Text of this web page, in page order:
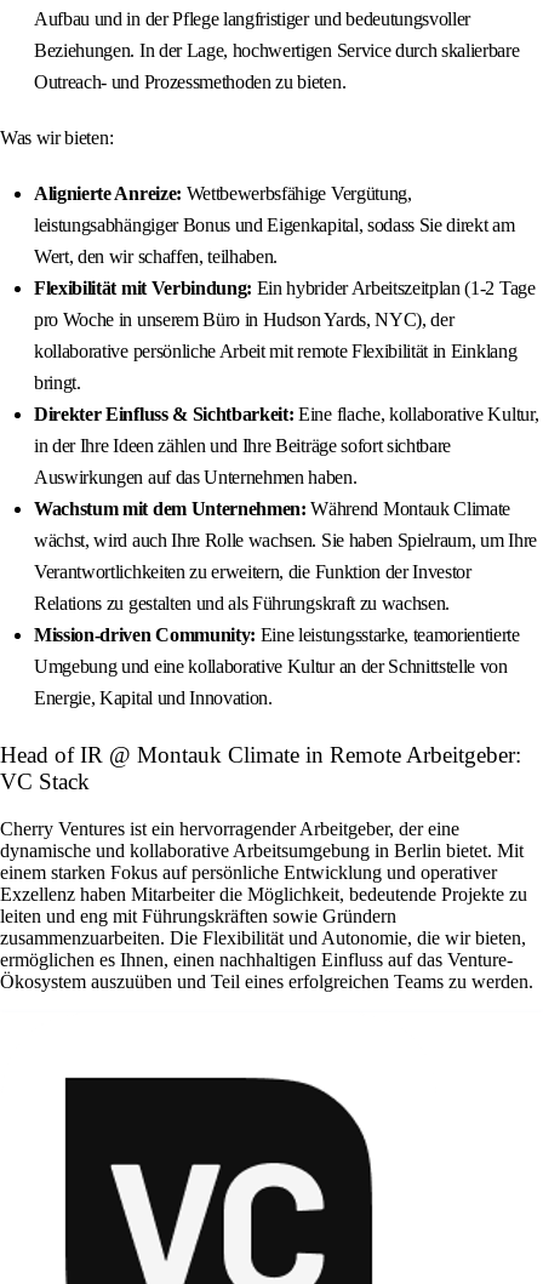
Aufbau und in der Pflege langfristiger und bedeutungsvoller
Beziehungen. In der Lage, hochwertigen Service durch skalierbare
Outreach- und Prozessmethoden zu bieten.
Was wir bieten:
Alignierte Anreize: Wettbewerbsfähige Vergütung,
leistungsabhängiger Bonus und Eigenkapital, sodass Sie direkt am
Wert, den wir schaffen, teilhaben.
Flexibilität mit Verbindung: Ein hybrider Arbeitszeitplan (1-2 Tage
pro Woche in unserem Büro in Hudson Yards, NYC), der
kollaborative persönliche Arbeit mit remote Flexibilität in Einklang
bringt.
Direkter Einfluss & Sichtbarkeit: Eine flache, kollaborative Kultur,
in der Ihre Ideen zählen und Ihre Beiträge sofort sichtbare
Auswirkungen auf das Unternehmen haben.
Wachstum mit dem Unternehmen: Während Montauk Climate
wächst, wird auch Ihre Rolle wachsen. Sie haben Spielraum, um Ihre
Verantwortlichkeiten zu erweitern, die Funktion der Investor
Relations zu gestalten und als Führungskraft zu wachsen.
Mission-driven Community: Eine leistungsstarke, teamorientierte
Umgebung und eine kollaborative Kultur an der Schnittstelle von
Energie, Kapital und Innovation.
Head of IR @ Montauk Climate in Remote Arbeitgeber:
VC Stack
Cherry Ventures ist ein hervorragender Arbeitgeber, der eine
dynamische und kollaborative Arbeitsumgebung in Berlin bietet. Mit
einem starken Fokus auf persönliche Entwicklung und operativer
Exzellenz haben Mitarbeiter die Möglichkeit, bedeutende Projekte zu
leiten und eng mit Führungskräften sowie Gründern
zusammenzuarbeiten. Die Flexibilität und Autonomie, die wir bieten,
ermöglichen es Ihnen, einen nachhaltigen Einfluss auf das Venture-
Ökosystem auszuüben und Teil eines erfolgreichen Teams zu werden.